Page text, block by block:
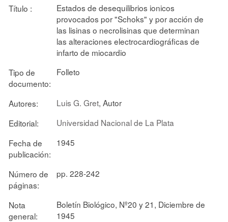
Título :
Estados de desequilibrios ionicos
provocados por "Schoks" y por acción de
las lisinas o necrolisinas que determinan
las alteraciones electrocardiográficas de
infarto de miocardio
Tipo de
documento:
Folleto
Autores: Luis G. Gret, Autor
Editorial:
Universidad Nacional de La Plata
Fecha de
publicación:
1945
Número de
páginas:
pp. 228-242
Nota
general:
Boletín Biológico, Nº20 y 21, Diciembre de
1945